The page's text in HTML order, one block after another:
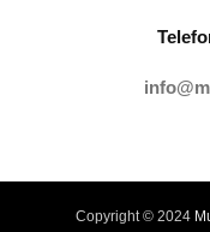
Copyright © 2024